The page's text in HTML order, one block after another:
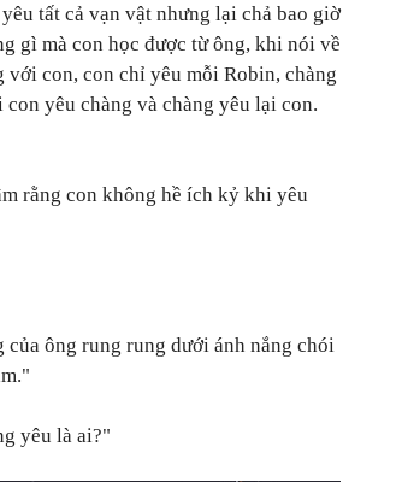
tất cả vạn vật nhưng lại chả bao giờ
gì mà con học được từ ông, khi nói về
con, con chỉ yêu mỗi Robin, chàng
yêu chàng và chàng yêu lại con.
rằng con không hề ích kỷ khi yêu
của ông rung rung dưới ánh nắng chói
yêu là ai?"